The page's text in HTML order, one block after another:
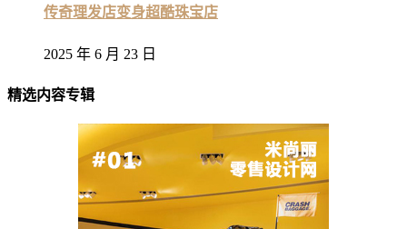
传奇理发店变身超酷珠宝店
2025 年 6 月 23 日
精选内容专辑